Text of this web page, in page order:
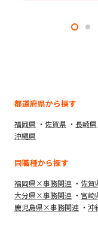
都道府県から探す
福岡県 佐賀県 長崎県
沖縄県
同職種から探す
福岡県×事務関連 佐賀
大分県×事務関連
宮
鹿児島県×事務関連
沖